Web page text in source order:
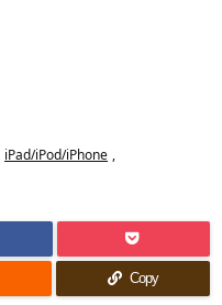
iPad/iPod/iPhone ,
Copy